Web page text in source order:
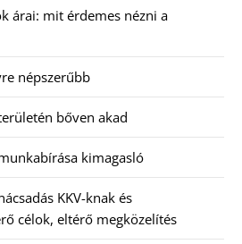
árai: mit érdemes nézni a
népszerűbb
bőven akad
kimagasló
KKV-knak és
célok, eltérő megközelítés